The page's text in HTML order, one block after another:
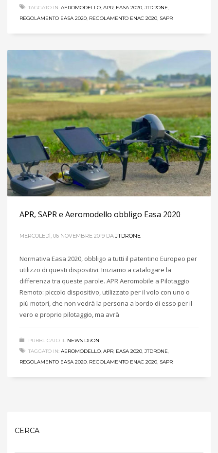
TAGGATO IN: AEROMODELLO, APR, EASA 2020, JTDRONE,
REGOLAMENTO EASA 2020, REGOLAMENTO ENAC 2020, SAPR
APR, SAPR e Aeromodello obbligo Easa 2020
MERCOLEDÌ, 06 NOVEMBRE 2019 DAJTDRONE
Normativa Easa 2020, obbligo a tutti il patentino Europeo per
utilizzo di questi dispositivi. Iniziamo a catalogare la
differenza tra queste parole. APR Aeromobile a Pilotaggio
Remoto: piccolo dispositivo, utilizzato per il volo con uno o
più motori, che non vedrà la persona a bordo di esso per il
vero e proprio pilotaggio, ma avrà
PUBBLICATO IL NEWS DRONI
TAGGATO IN: AEROMODELLO, APR, EASA 2020, JTDRONE,
REGOLAMENTO EASA 2020, REGOLAMENTO ENAC 2020, SAPR
CERCA